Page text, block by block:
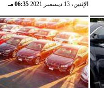
الإثنين، 13 ديسمبر 2021 06:35 مـ